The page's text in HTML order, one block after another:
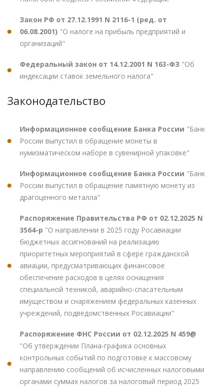
Закон РФ от 27.12.1991 N 2116-1 (ред. от
06.08.2001) "О налоге на прибыль предприятий и
организаций"
Федеральный закон от 14.12.2001 N 163-ФЗ "Об
индексации ставок земельного налога"
Законодательство
Информационное сообщение Банка России "Банк
России выпустил в обращение монеты в
нумизматическом наборе в сувенирной упаковке"
Информационное сообщение Банка России "Банк
России выпустил в обращение памятную монету из
драгоценного металла"
Распоряжение Правительства РФ от 02.12.2025 N
3564-р "О направлении в 2025 году Росавиации
бюджетных ассигнований на реализацию
приоритетных мероприятий в сфере гражданской
авиации, предусматривающих финансовое
обеспечение расходов в целях оснащения
специальной техникой, аварийно-спасательным
имуществом и снаряжением федеральных казенных
учреждений, подведомственных Росавиации"
Распоряжение ФНС России от 02.12.2025 N 459@
"Об утверждении Плана-графика основных
контрольных событий по подготовке к массовому
направлению сообщений об исчисленных налоговыми
органами суммах налогов за налоговый период 2025